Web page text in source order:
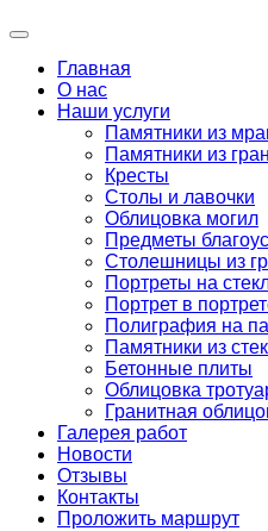
Главная
О нас
Наши услуги
Памятники из
Памятники из
Кресты
Столы и лавочки
Облицовка могил
Предметы
Столешницы из
Портреты на
Портрет в
Полиграфия на
Памятники из
Бетонные плиты
Облицовка
Гранитная
Галерея работ
Новости
Отзывы
Контакты
Проложить маршрут